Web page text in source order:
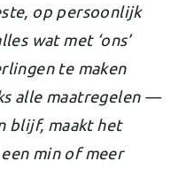
op persoonlijk
wat met ‘ons’
te maken
alle maatregelen —
blijf, maakt het
min of meer